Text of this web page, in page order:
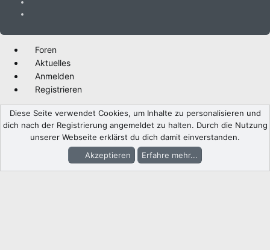
Foren
Aktuelles
Anmelden
Registrieren
Diese Seite verwendet Cookies, um Inhalte zu personalisieren und
dich nach der Registrierung angemeldet zu halten. Durch die Nutzung
unserer Webseite erklärst du dich damit einverstanden.
Akzeptieren
Erfahre mehr...